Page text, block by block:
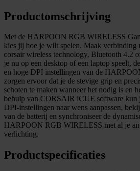
Productomschrijving
Met de HARPOON RGB WIRELESS
kies jij hoe je wilt spelen. Maak verbinding
corsair wireless technology, Bluetooth 4.2
je nu op een desktop of een laptop speelt,
en hoge DPI instellingen van de
zorgen ervoor dat je de stevige grip en
schoten te maken wanneer het nodig is en
behulp van CORSAIR iCUE software kun
DPI-instellingen naar wens aanpassen,
van de batterij en synchroniseer de
HARPOON RGB WIRELESS met al je
verlichting.
Productspecificaties